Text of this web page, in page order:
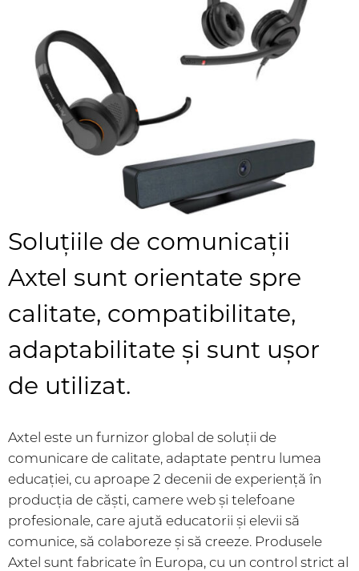
Soluțiile de comunicații
Axtel sunt orientate spre
calitate, compatibilitate,
adaptabilitate și sunt ușor
de utilizat.
Axtel este un furnizor global de soluții de
comunicare de calitate, adaptate pentru lumea
educației, cu aproape 2 decenii de experiență în
producția de căști, camere web și telefoane
profesionale, care ajută educatorii și elevii să
comunice, să colaboreze și să creeze. Produsele
Axtel sunt fabricate în Europa, cu un control strict al